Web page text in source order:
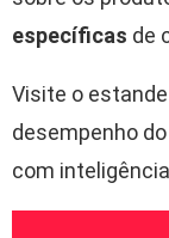
específicas de
Visite o
desempenho
com